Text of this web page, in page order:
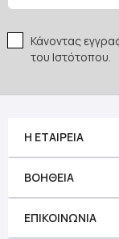
Κάνοντας
του Ιστότοπου.
Η ΕΤΑΙΡΕΊΑ
ΒΟΉΘΕΙΑ
ΕΠΙΚΟΙΝΩΝΊΑ